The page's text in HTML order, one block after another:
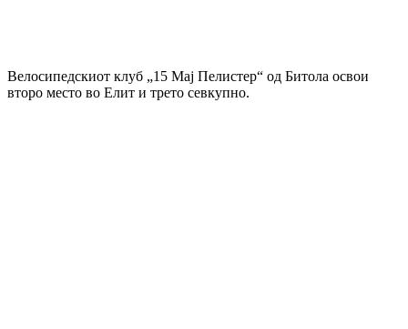
Велосипедскиот клуб „15 Мај Пелистер“ од Битола освои
второ место во Елит и трето севкупно.